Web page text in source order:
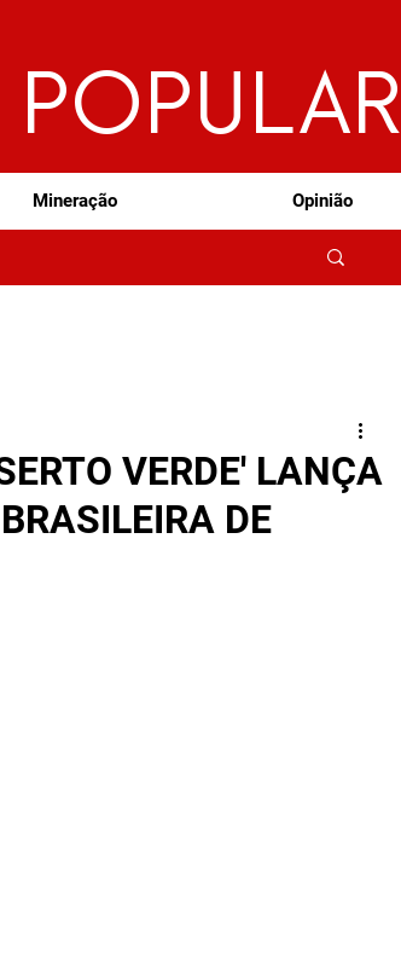
Mineração Opinião
VERDE' LANÇA
DE